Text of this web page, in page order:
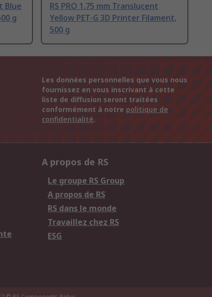
Blue
g
RS PRO 1.75 mm Translucent
Yellow PET-G 3D Printer Filament,
500 g
Les données personnelles que vous nous
fournissez en vous inscrivant à cette
liste de diffusion seront traitées
conformément à notre politique de
confidentialité.
A propos de RS
Le groupe RS Group
A propos de RS
RS dans le monde
Travaillez chez RS
ESG